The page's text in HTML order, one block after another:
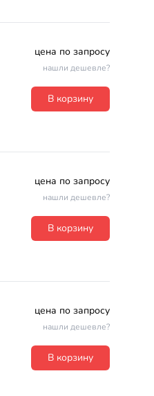
цена по запросу
нашли дешевле?
В корзину
цена по запросу
нашли дешевле?
В корзину
цена по запросу
нашли дешевле?
В корзину